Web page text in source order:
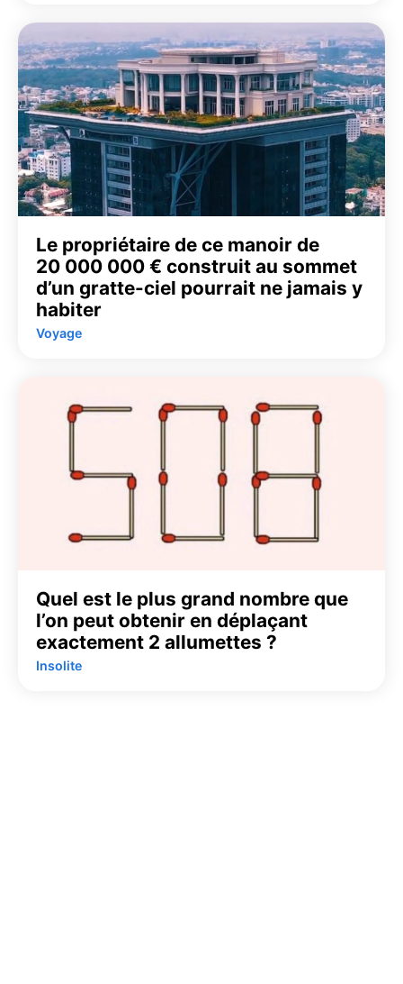
Le propriétaire de ce manoir de
20 000 000 € construit au sommet
d’un gratte-ciel pourrait ne jamais y
habiter
Voyage
Quel est le plus grand nombre que
l’on peut obtenir en déplaçant
exactement 2 allumettes ?
Insolite